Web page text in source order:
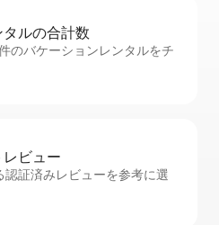
ル⁠の合⁠計⁠数
のバケーションレンタルをチ
ビ⁠ュ⁠ー
認証済みレビューを参考に選